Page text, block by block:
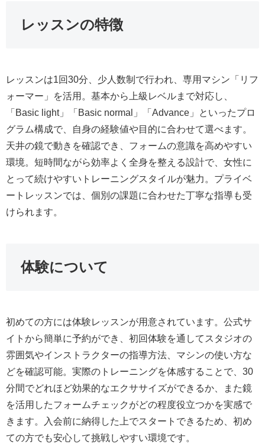
レッスンの特徴
レッスンは1回30分、少人数制で行われ、専用マシン「リフ
ォーマー」を活用。基本から上級レベルまで対応し、
「Basic light」「Basic normal」「Advance」といったプロ
グラム構成で、自身の経験値や目的に合わせて選べます。
天井の鏡で動きを確認でき、フォームの意識を高めやすい
環境。短時間ながら効率よく全身を整える設計で、女性に
とって続けやすいトレーニングスタイルが魅力。プライベ
ートレッスンでは、個別の課題に合わせた丁寧な指導も受
けられます。
体験について
初めての方には体験レッスンが用意されています。公式サ
イトから簡単に予約ができ、初回体験を通してスタジオの
雰囲気やインストラクターの指導方法、マシンの使い方な
どを確認可能。実際のトレーニングを体感することで、30
分間でどれほど効果的なエクササイズができるか、また鏡
を活用したフォームチェックがどの程度役立つかを実感で
きます。入会前に納得した上でスタートできるため、初め
ての方でも安心して挑戦しやすい環境です。